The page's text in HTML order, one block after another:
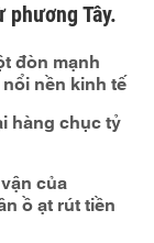
Tây.
đòn mạnh
nền kinh tế
hàng chục tỷ
của
ồ ạt rút tiền